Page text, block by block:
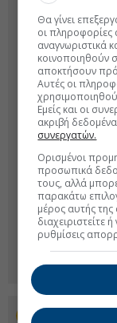
Προσθέστε
Θα γίνει
οι
αναγνωριστικά
κοινοποιηθούν
αποκτήσουν
Αυτές οι
Εμείς και οι
ακριβή
συνεργατών.
Ορισμένοι
προσωπικά
τους, αλλά
παρακάτω
μέρος αυτής
διαχειριστείτε
ρυθμίσεις